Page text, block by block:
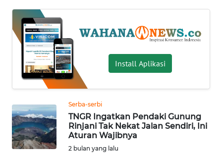
Install Aplikasi
Serba-serbi
TNGR Ingatkan Pendaki Gunung
Rinjani Tak Nekat Jalan Sendiri, Ini
Aturan Wajibnya
2 bulan yang lalu
DAERAH
POLHUKAM
KRIMINAL
EKUIN
SAINS-TEKNO